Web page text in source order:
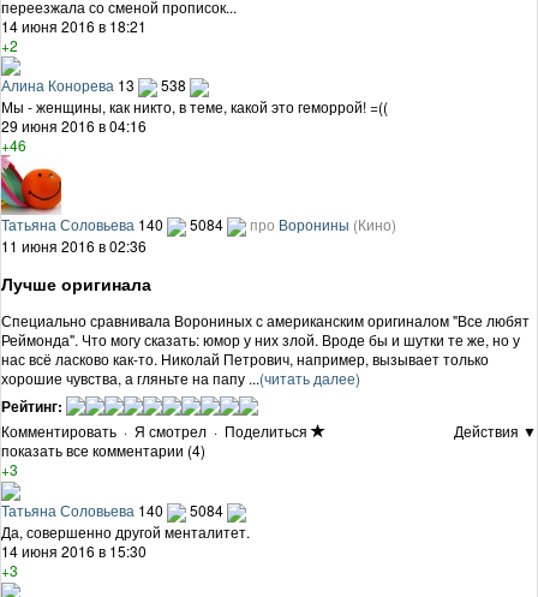
переезжала со сменой прописок...
14 июня 2016 в 18:21
+2
Алина Конорева 13
538
Мы - женщины, как никто, в теме, какой это геморрой! =((
29 июня 2016 в 04:16
+46
Татьяна Соловьева 140 5084 про Воронины (Кино)
11 июня 2016 в 02:36
Лучше оригинала
Специально сравнивала Ворониных с американским оригиналом "Все любят
Реймонда". Что могу сказать: юмор у них злой. Вроде бы и шутки те же, но у
нас всё ласково как-то. Николай Петрович, например, вызывает только
хорошие чувства, а гляньте на папу ...(читать далее)
Рейтинг:
Комментировать · Я смотрел · Поделиться
Действия ▼
показать все комментарии (4)
+3
Татьяна Соловьева 140
5084
Да, совершенно другой менталитет.
14 июня 2016 в 15:30
+3